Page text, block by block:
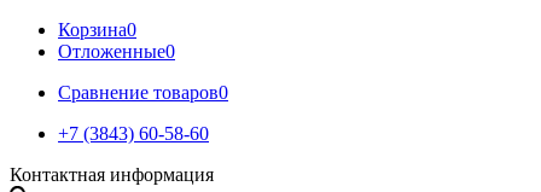
Корзина0
Отложенные0
Сравнение товаров0
+7 (3843) 60-58-60
Контактная информация